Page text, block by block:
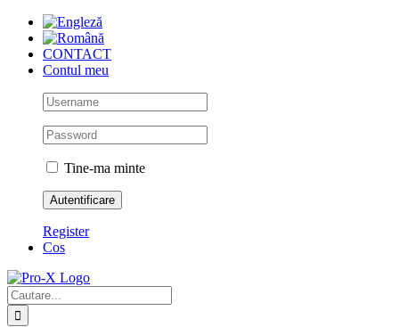
Skip
contentCONTACT
Contul meu
Tine-ma minte
Register
Cos
Cautare...